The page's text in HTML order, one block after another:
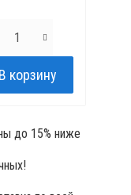
до 15% ниже